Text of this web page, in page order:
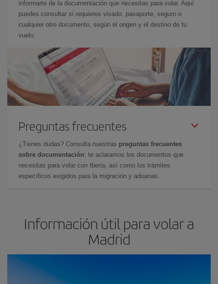
informarte de la documentación que necesitas para volar. Aquí
puedes consultar si requieres visado, pasaporte, seguro o
cualquier otro documento, según el origen y el destino de tu
vuelo.
Preguntas frecuentes
¿Tienes dudas? Consulta nuestras preguntas frecuentes
sobre documentación: te aclaramos los documentos que
necesitas para volar con Iberia, así como los trámites
específicos exigidos para la migración y aduanas.
Información útil para volar a
Madrid